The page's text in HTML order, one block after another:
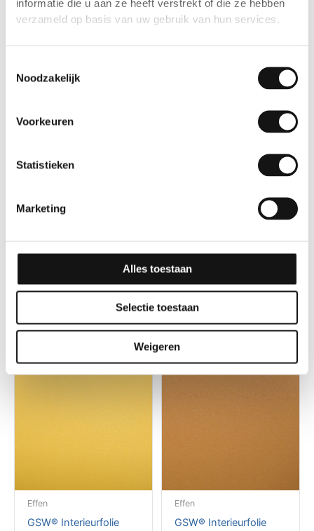
informatie die u aan ze heeft verstrekt of die ze hebben
verzameld op basis van uw gebruik van hun services.
Noodzakelijk
Voorkeuren
Statistieken
Marketing
Alles toestaan
Selectie toestaan
Weigeren
Effen
effen K07 – Cream
effen J04 – Lacquered
White
Effen
GSW® Interieurfolie
Effen
GSW® Interieurfolie